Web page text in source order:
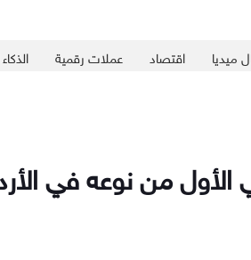
ميديا اقتصاد عملات رقمية
الأول من نوعه في